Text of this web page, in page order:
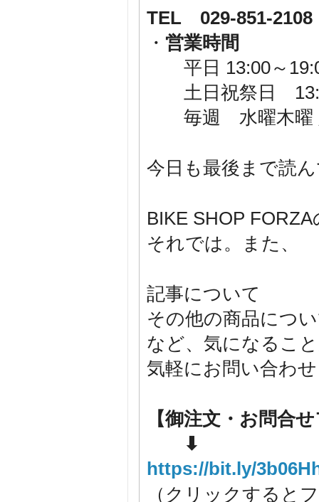
TEL 029-851-2108
・ 営業時間
平日 13:00～
土日祝祭日
毎週 水曜木曜
今日も最後まで読
BIKE SHOP
それでは。また、
記事について
その他の商品につ
など、気になるこ
気軽にお問い合わ
【御注文・お問合
⬇
https://bit.ly/
（クリックすると